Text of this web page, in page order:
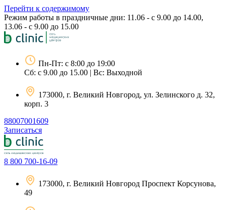
Перейти к содержимому
Режим работы в праздничные дни: 11.06 - с 9.00 до 14.00,
13.06 - с 9.00 до 15.00
Пн-Пт: с 8:00 до 19:00
Сб: с 9.00 до 15.00 | Вс: Выходной
173000, г. Великий Новгород, ул. Зелинского д. 32,
корп. 3
88007001609
Записаться
8 800 700-16-09
173000, г. Великий Новгород Проспект Корсунова,
49